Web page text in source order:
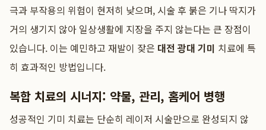
극과 부작용의 위험이 현저히 낮으며, 시술 후 붉은 기나 딱지가
거의 생기지 않아 일상생활에 지장을 주지 않는다는 큰 장점이
있습니다. 이는 예민하고 재발이 잦은 대전 광대 기미 치료에 특
히 효과적인 방법입니다.
복합 치료의 시너지: 약물, 관리, 홈케어 병행
성공적인 기미 치료는 단순히 레이저 시술만으로 완성되지 않